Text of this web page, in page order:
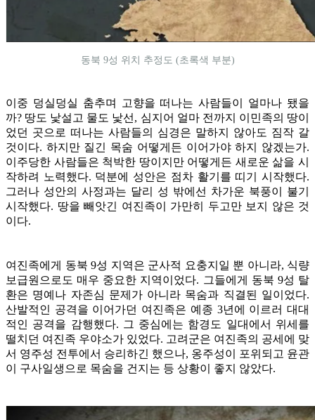
동북 9성 위치 추정도 (초록색 부분)
이중 덩실덩실 춤추며 고향을 떠나는 사람들이 얼마나 됐을
까? 땅도 낯설고 물도 낯선, 심지어 얼마 전까지 이민족의 땅이
었던 곳으로 떠나는 사람들의 심경은 말하지 않아도 짐작 갈
것이다. 하지만 질긴 목숨 어떻게든 이어가야 하지 않겠는가.
이주당한 사람들은 척박한 땅이지만 어떻게든 새로운 삶을 시
작하려 노력했다. 덕분에 성안은 점차 활기를 띠기 시작했다.
그러나 성안의 사정과는 달리 성 밖에선 차가운 북풍이 불기
시작했다. 땅을 빼앗긴 여진족이 가만히 두고만 보지 않은 것
이다.
여진족에게 동북 9성 지역은 군사적 요충지일 뿐 아니라, 식량
보급원으로도 매우 중요한 지역이었다. 그들에게 동북 9성 탈
환은 명예나 자존심 문제가 아니라 목숨과 직결된 일이었다.
산발적인 공격을 이어가던 여진족은 예종 3년에 이르러 대대
적인 공격을 감행했다. 그 중심에는 함경도 일대에서 위세를
떨치던 여진족 우야소가 있었다. 고려군은 여진족의 공세에 맞
서 영주성 전투에서 승리하긴 했으나, 옹주성이 포위되고 윤관
이 구사일생으로 목숨을 건지는 등 상황이 좋지 않았다.